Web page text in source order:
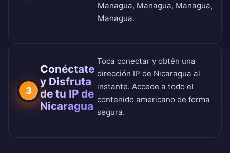
Managua, Managua, Managua,
Managua.
3
Conéctate
y Disfruta
de tu IP de
Nicaragua
Toca conectar y obtén una
dirección IP de Nicaragua al
instante. Accede a todo el
contenido americano de forma
segura.